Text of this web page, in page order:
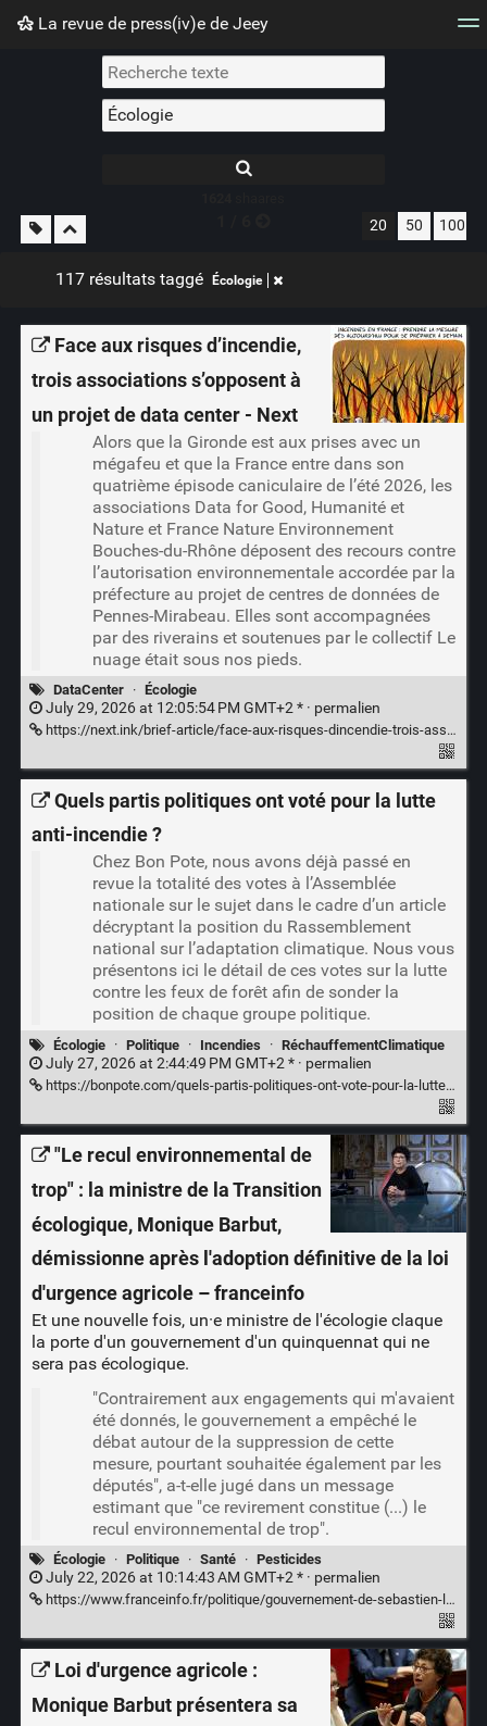
La revue de press(iv)e de Jeey
Nuage de tags Mur d'images
20 50 100
117 résultats taggé Écologie
Face aux risques d’incendie,
trois associations s’opposent à
un projet de data center - Next
Alors que la Gironde est aux prises avec un
mégafeu et que la France entre dans son
quatrième épisode caniculaire de l’été 2026, les
associations Data for Good, Humanité et
Nature et France Nature Environnement
Bouches-du-Rhône déposent des recours contre
l’autorisation environnementale accordée par la
préfecture au projet de centres de données de
Pennes-Mirabeau. Elles sont accompagnées
par des riverains et soutenues par le collectif Le
nuage était sous nos pieds.
DataCenter · Écologie
July 29, 2026 at 12:05:54 PM GMT+2 * · permalien
https://next.ink/brief-article/face-aux-risques-dincendie-trois-associations-sopposent-a-un-projet-de-data-center/
Quels partis politiques ont voté pour la lutte
anti-incendie ?
Chez Bon Pote, nous avons déjà passé en
revue la totalité des votes à l’Assemblée
nationale sur le sujet dans le cadre d’un article
décryptant la position du Rassemblement
national sur l’adaptation climatique. Nous vous
présentons ici le détail de ces votes sur la lutte
contre les feux de forêt afin de sonder la
position de chaque groupe politique.
Écologie · Politique · Incendies · RéchauffementClimatique
July 27, 2026 at 2:44:49 PM GMT+2 * · permalien
https://bonpote.com/quels-partis-politiques-ont-vote-pour-la-lutte-anti-incendie/
"Le recul environnemental de
trop" : la ministre de la Transition
écologique, Monique Barbut,
démissionne après l'adoption définitive de la loi
d'urgence agricole – franceinfo
Et une nouvelle fois, un·e ministre de l'écologie claque
la porte d'un gouvernement d'un quinquennat qui ne
sera pas écologique.
"Contrairement aux engagements qui m'avaient
été donnés, le gouvernement a empêché le
débat autour de la suppression de cette
mesure, pourtant souhaitée également par les
députés", a-t-elle jugé dans un message
estimant que "ce revirement constitue (...) le
recul environnemental de trop".
Écologie · Politique · Santé · Pesticides
July 22, 2026 at 10:14:43 AM GMT+2 * · permalien
https://www.franceinfo.fr/politique/gouvernement-de-sebastien-lecornu/le-recul-environnemental-de-trop-la-ministre-de-la-transition-ecologique-monique-barbut-demissionne-apres-l-adoption-definitive-de-la-loi-d-urgence-agricole_8117516.html
Loi d'urgence agricole :
Monique Barbut présentera sa